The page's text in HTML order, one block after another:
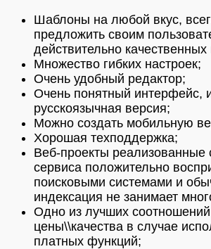
Шаблоны на любой вкус,
предложить своим
действительно
Множество гибких настроек;
Очень удобный редактор;
Очень понятный интерфейс,
русскоязычная версия;
Можно создать мобильную
Хорошая техподдержка;
Веб-проекты реализованные
сервиса положительно
поисковыми системами и
индексация не занимает
Одно из лучших
цены\\качества в случае
платных функций;